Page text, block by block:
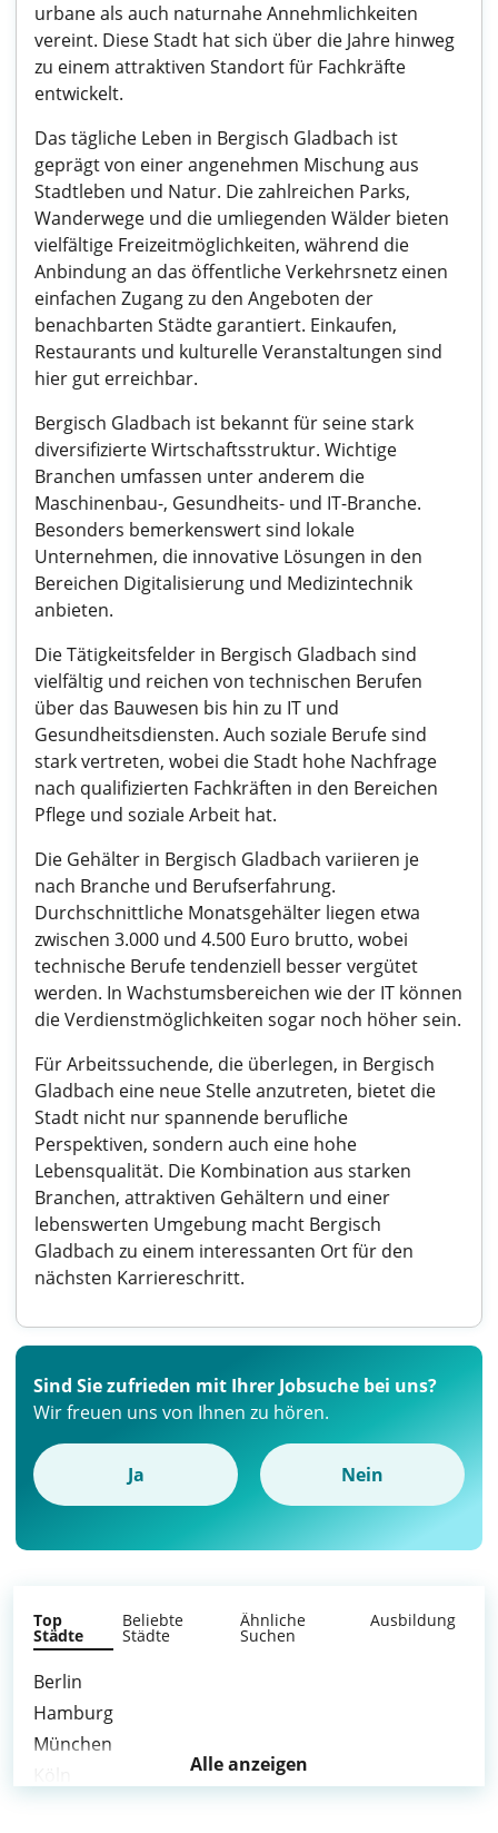
urbane als auch naturnahe Annehmlichkeiten
vereint. Diese Stadt hat sich über die Jahre hinweg
zu einem attraktiven Standort für Fachkräfte
entwickelt.
Das tägliche Leben in Bergisch Gladbach ist
geprägt von einer angenehmen Mischung aus
Stadtleben und Natur. Die zahlreichen Parks,
Wanderwege und die umliegenden Wälder bieten
vielfältige Freizeitmöglichkeiten, während die
Anbindung an das öffentliche Verkehrsnetz einen
einfachen Zugang zu den Angeboten der
benachbarten Städte garantiert. Einkaufen,
Restaurants und kulturelle Veranstaltungen sind
hier gut erreichbar.
Bergisch Gladbach ist bekannt für seine stark
diversifizierte Wirtschaftsstruktur. Wichtige
Branchen umfassen unter anderem die
Maschinenbau-, Gesundheits- und IT-Branche.
Besonders bemerkenswert sind lokale
Unternehmen, die innovative Lösungen in den
Bereichen Digitalisierung und Medizintechnik
anbieten.
Die Tätigkeitsfelder in Bergisch Gladbach sind
vielfältig und reichen von technischen Berufen
über das Bauwesen bis hin zu IT und
Gesundheitsdiensten. Auch soziale Berufe sind
stark vertreten, wobei die Stadt hohe Nachfrage
nach qualifizierten Fachkräften in den Bereichen
Pflege und soziale Arbeit hat.
Die Gehälter in Bergisch Gladbach variieren je
nach Branche und Berufserfahrung.
Durchschnittliche Monatsgehälter liegen etwa
zwischen 3.000 und 4.500 Euro brutto, wobei
technische Berufe tendenziell besser vergütet
werden. In Wachstumsbereichen wie der IT können
die Verdienstmöglichkeiten sogar noch höher sein.
Für Arbeitssuchende, die überlegen, in Bergisch
Gladbach eine neue Stelle anzutreten, bietet die
Stadt nicht nur spannende berufliche
Perspektiven, sondern auch eine hohe
Lebensqualität. Die Kombination aus starken
Branchen, attraktiven Gehältern und einer
lebenswerten Umgebung macht Bergisch
Gladbach zu einem interessanten Ort für den
nächsten Karriereschritt.
Sind Sie zufrieden mit Ihrer Jobsuche bei uns?
Wir freuen uns von Ihnen zu hören.
Ja Nein
Top
Städte
Beliebte
Städte
Ähnliche
Suchen
Ausbildung
Berlin
Hamburg
München
Alle anzeigen